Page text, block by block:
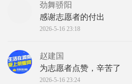
劲舞骄阳
感谢志愿者的付出
2026-5-16 23:18
赵建国
为志愿者点赞，辛苦了
2026-5-16 23:24